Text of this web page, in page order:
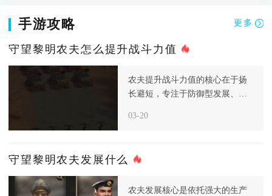
手游攻略 更多
守望黎明农夫怎么提升战斗力值
农夫提升战斗力值的核心在于扬
长避短，专注于防御型发展、资
从而构
03-20
守望黎明农夫发展什么
农夫发展核心是依托强大的生产